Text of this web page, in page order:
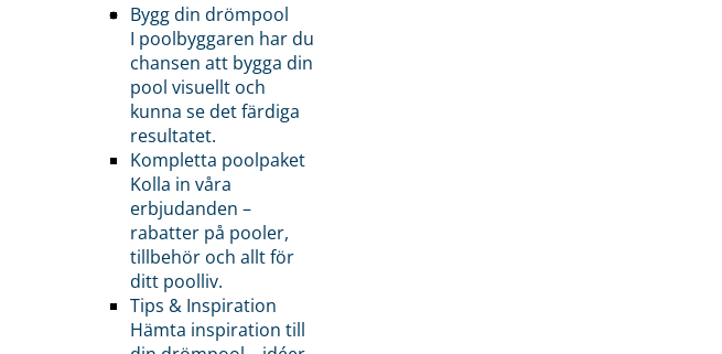
Bygg din drömpool
I poolbyggaren har du
chansen att bygga din
pool visuellt och
kunna se det färdiga
resultatet.
Kompletta poolpaket
Kolla in våra
erbjudanden –
rabatter på pooler,
tillbehör och allt för
ditt poolliv.
Tips & Inspiration
Hämta inspiration till